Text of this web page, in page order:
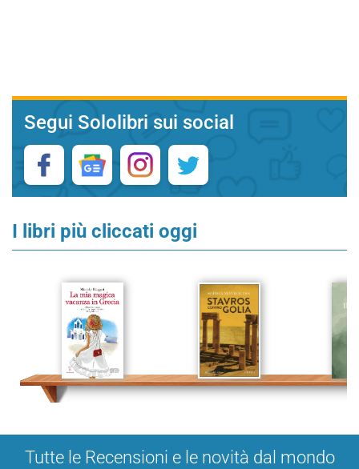
Segui Sololibri sui social
I libri più cliccati oggi
Tutte le Recensioni e le novità dal mondo